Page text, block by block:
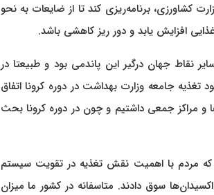
برنامه‌ریزی کند تا از ضایعات به نحو
افزایش یابد و دور ریز کاهشی باشد.
نقاط جهان درگیر این پاندمی بود و طبیعتا در
تغذیه جامعه وزارت بهداشت در دوره کرونا اتفاق
مراکز جمعی داشتیم و چون در دوره کرونا بحث
که مردم با اهمیت نقش تغذیه در تقویت سیستم
سوق دادند. متاسفانه در کشور ما میزان